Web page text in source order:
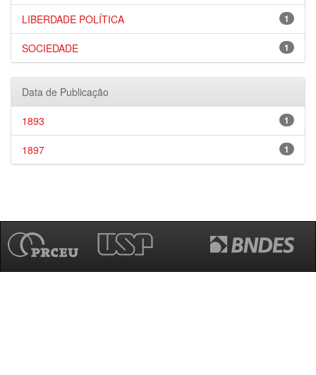
1
LIBERDADE POLÍTICA
1
SOCIEDADE
Data de Publicação
1
1893
1
1897